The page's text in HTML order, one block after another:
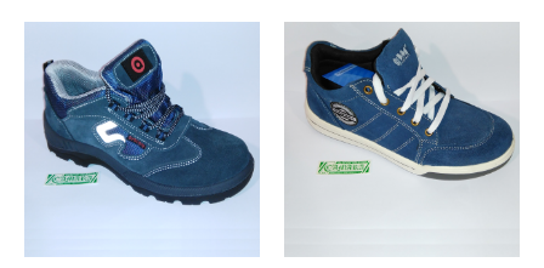
wiele
wariantów.
Opcje
można
wiele
Opcje